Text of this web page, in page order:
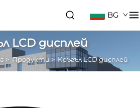
BG
LCD дисплей
> Продукти>Кръгъл LCD дисплей